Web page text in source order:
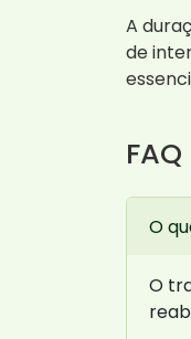
A
de
O
O